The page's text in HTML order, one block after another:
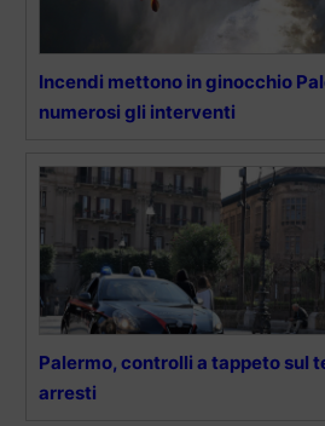
Incendi mettono in ginocchio
numerosi gli interventi
Palermo, controlli a tappeto sul
arresti